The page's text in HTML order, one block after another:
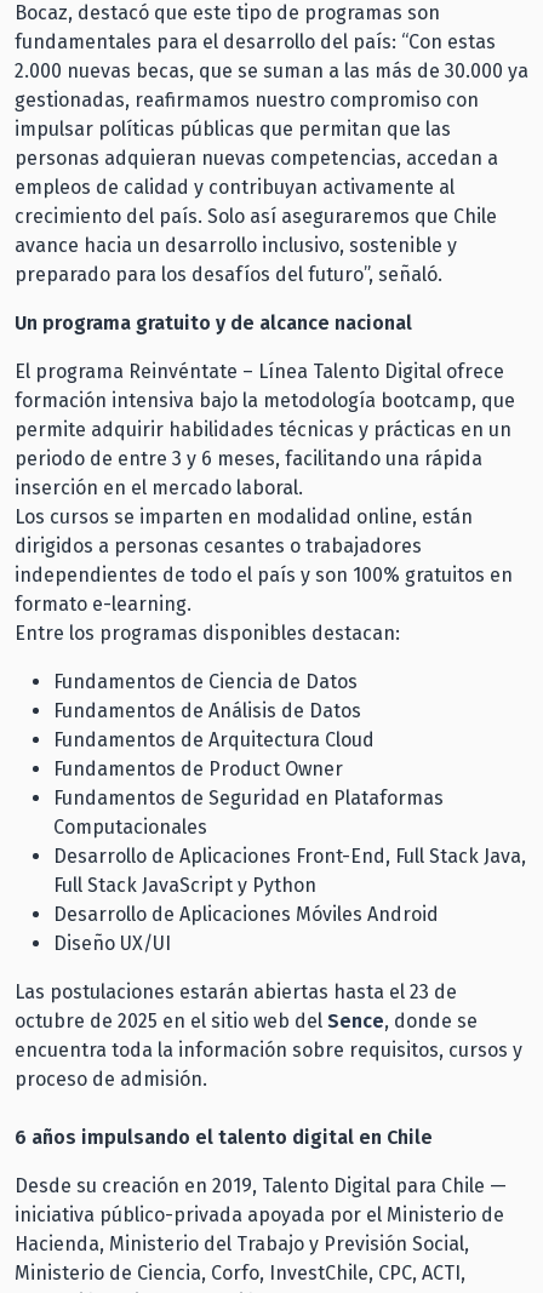
Bocaz, destacó que este tipo de programas son
fundamentales para el desarrollo del país: “Con estas
2.000 nuevas becas, que se suman a las más de 30.000 ya
gestionadas, reafirmamos nuestro compromiso con
impulsar políticas públicas que permitan que las
personas adquieran nuevas competencias, accedan a
empleos de calidad y contribuyan activamente al
crecimiento del país. Solo así aseguraremos que Chile
avance hacia un desarrollo inclusivo, sostenible y
preparado para los desafíos del futuro”, señaló.
Un programa gratuito y de alcance nacional
El programa Reinvéntate – Línea Talento Digital ofrece
formación intensiva bajo la metodología bootcamp, que
permite adquirir habilidades técnicas y prácticas en un
periodo de entre 3 y 6 meses, facilitando una rápida
inserción en el mercado laboral.
Los cursos se imparten en modalidad online, están
dirigidos a personas cesantes o trabajadores
independientes de todo el país y son 100% gratuitos en
formato e-learning.
Entre los programas disponibles destacan:
Fundamentos de Ciencia de Datos
Fundamentos de Análisis de Datos
Fundamentos de Arquitectura Cloud
Fundamentos de Product Owner
Fundamentos de Seguridad en Plataformas
Computacionales
Desarrollo de Aplicaciones Front-End, Full Stack Java,
Full Stack JavaScript y Python
Desarrollo de Aplicaciones Móviles Android
Diseño UX/UI
Las postulaciones estarán abiertas hasta el 23 de
octubre de 2025 en el sitio web del Sence, donde se
encuentra toda la información sobre requisitos, cursos y
proceso de admisión.
6 años impulsando el talento digital en Chile
Desde su creación en 2019, Talento Digital para Chile —
iniciativa público-privada apoyada por el Ministerio de
Hacienda, Ministerio del Trabajo y Previsión Social,
Ministerio de Ciencia, Corfo, InvestChile, CPC, ACTI,